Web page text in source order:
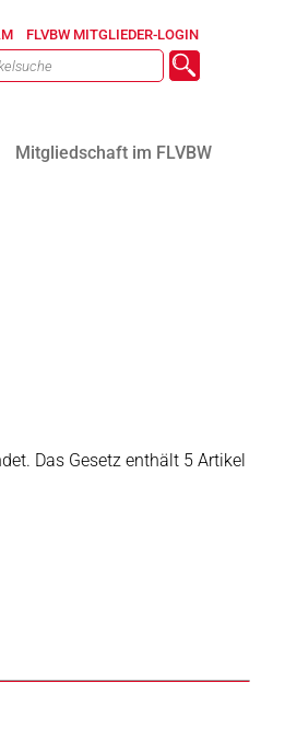
FLVBW MITGLIEDER-LOGIN
Mitgliedschaft im FLVBW
Das Gesetz enthält 5 Artikel